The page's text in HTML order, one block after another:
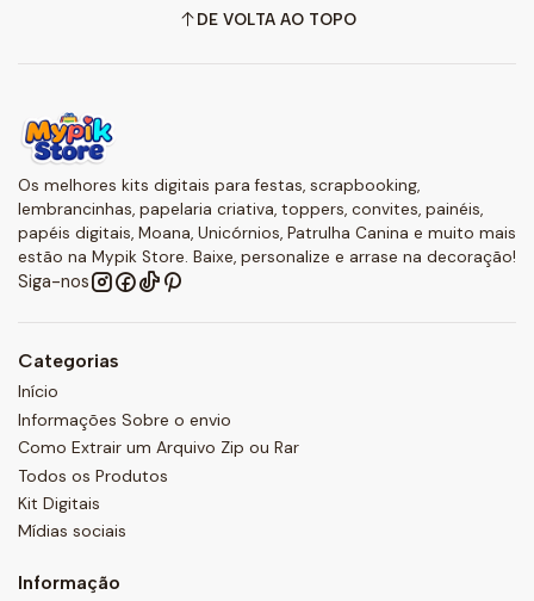
DE VOLTA AO TOPO
Os melhores kits digitais para festas, scrapbooking,
lembrancinhas, papelaria criativa, toppers, convites, painéis,
papéis digitais, Moana, Unicórnios, Patrulha Canina e muito mais
estão na Mypik Store. Baixe, personalize e arrase na decoração!
Siga-nos
Categorias
Início
Informações Sobre o envio
Como Extrair um Arquivo Zip ou Rar
Todos os Produtos
Kit Digitais
Mídias sociais
Informação